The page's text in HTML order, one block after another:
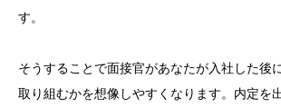
す。
そうすることで面接官があなたが入社した後
取り組むかを想像しやすくなります。内定を